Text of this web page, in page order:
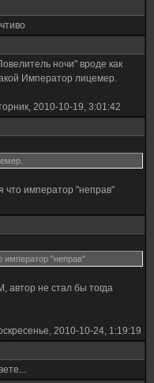
ночи" вроде как
Император лицемер.
2010-10-19, 3:01:42
что император "неправ"
император "неправ"
автор не стал бы тогда
2010-10-24, 1:19:19